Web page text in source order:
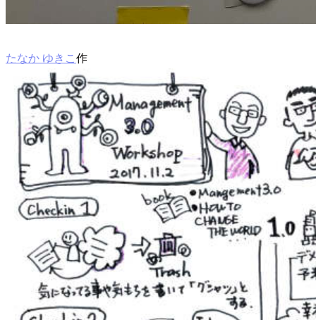
たなか ゆきこ作